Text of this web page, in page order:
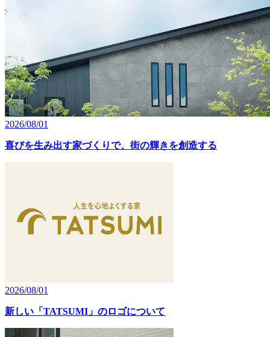
2026/08/01
喜びを生み出す家づくりで、街の輝きを創造する
2026/08/01
新しい「TATSUMI」のロゴについて